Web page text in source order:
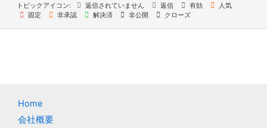
トピックアイコン:
返信されていません 返信 有効
人気
固定
非承認 解決済 非公開 クローズ
Home
会社概要